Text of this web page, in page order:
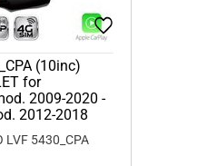
(10inc)
for
2009-2020 -
2012-2018
LVF 5430_CPA